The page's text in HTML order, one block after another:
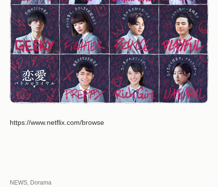
https://www.netflix.com/browse
カ
NEWS, Dorama